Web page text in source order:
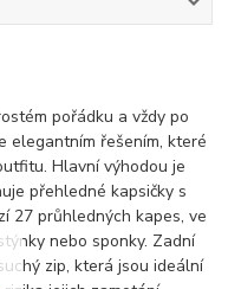
pořádku a vždy po
elegantním řešením, které
Hlavní výhodou je
přehledné kapsičky s
27 průhledných kapes, ve
nebo sponky. Zadní
zip, která jsou ideální